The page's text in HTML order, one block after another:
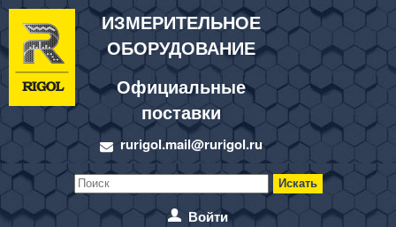
ИЗМЕРИТЕЛЬНОЕ
ОБОРУДОВАНИЕ
Официальные
поставки
rurigol.mail@rurigol.ru
Войти